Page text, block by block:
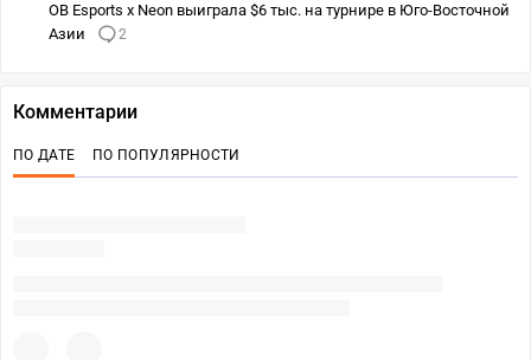
OB Esports x Neon выиграла $6 тыс. на турнире в Юго-Восточной
Азии
2
Комментарии
ПО ДАТЕ ПО ПОПУЛЯРНОСТИ